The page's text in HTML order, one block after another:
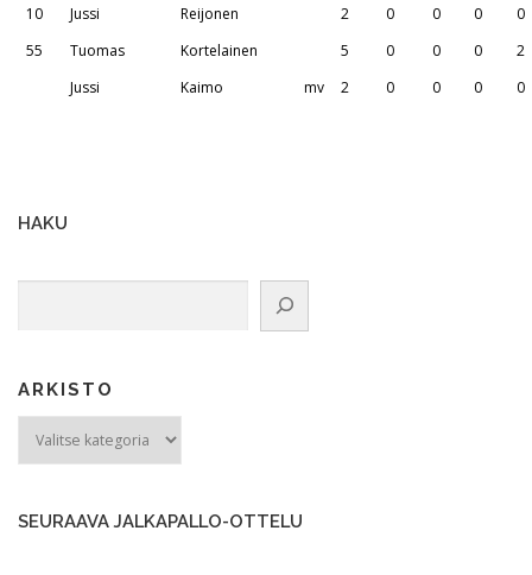
10
Jussi Reijonen 2 0 0 0
0
55
Tuomas Kortelainen 5 0 0 0
2
Jussi
Kaimo mv 2 0 0 0 0
HAKU
ARKISTO
SEURAAVA JALKAPALLO-OTTELU